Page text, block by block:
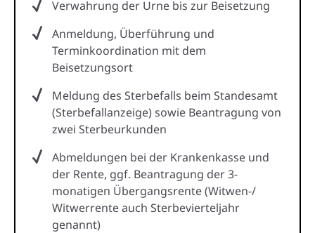
Verwahrung der Urne bis zur Beisetzung
Anmeldung, Überführung und
Terminkoordination mit dem
Beisetzungsort
Meldung des Sterbefalls beim Standesamt
(Sterbefallanzeige) sowie Beantragung von
zwei Sterbeurkunden
Abmeldungen bei der Krankenkasse und
der Rente, ggf. Beantragung der 3-
monatigen Übergangsrente (Witwen-/
Witwerrente auch Sterbevierteljahr
genannt)